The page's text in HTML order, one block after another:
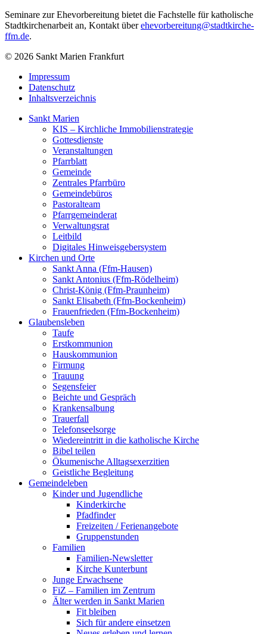
Seminare zur Ehevorbereitung bietet die Fachstelle für katholische
Stadtkirchenarbeit an, Kontakt überehevorbereitung@stadtkirche-
ffm.de.
© 2026 Sankt Marien Frankfurt
Impressum
Datenschutz
Inhaltsverzeichnis
Sankt Marien
KIS – Kirchliche Immobilienstrategie
Gottesdienste
Veranstaltungen
Pfarrblatt
Gemeinde
Zentrales Pfarrbüro
Gemeindebüros
Pastoralteam
Pfarrgemeinderat
Verwaltungsrat
Leitbild
Digitales Hinweisgebersystem
Kirchen und Orte
Sankt Anna (Ffm-Hausen)
Sankt Antonius (Ffm-Rödelheim)
Christ-König (Ffm-Praunheim)
Sankt Elisabeth (Ffm-Bockenheim)
Frauenfrieden (Ffm-Bockenheim)
Glaubensleben
Taufe
Erstkommunion
Hauskommunion
Firmung
Trauung
Segensfeier
Beichte und Gespräch
Krankensalbung
Trauerfall
Telefonseelsorge
Wiedereintritt in die katholische Kirche
Bibel teilen
Ökumenische Alltagsexerzitien
Geistliche Begleitung
Gemeindeleben
Kinder und Jugendliche
Kinderkirche
Pfadfinder
Freizeiten / Ferienangebote
Gruppenstunden
Familien
Familien-Newsletter
Kirche Kunterbunt
Junge Erwachsene
FiZ – Familien im Zentrum
Älter werden in Sankt Marien
Fit bleiben
Sich für andere einsetzen